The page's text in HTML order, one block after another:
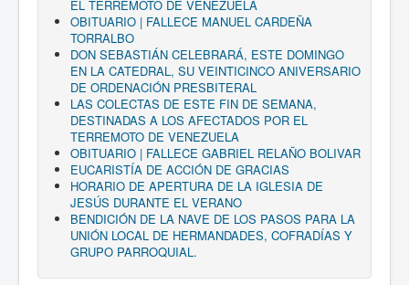
EL TERREMOTO DE VENEZUELA
OBITUARIO | FALLECE MANUEL CARDEÑA
TORRALBO
DON SEBASTIÁN CELEBRARÁ, ESTE DOMINGO
EN LA CATEDRAL, SU VEINTICINCO ANIVERSARIO
DE ORDENACIÓN PRESBITERAL
LAS COLECTAS DE ESTE FIN DE SEMANA,
DESTINADAS A LOS AFECTADOS POR EL
TERREMOTO DE VENEZUELA
OBITUARIO | FALLECE GABRIEL RELAÑO BOLIVAR
EUCARISTÍA DE ACCIÓN DE GRACIAS
HORARIO DE APERTURA DE LA IGLESIA DE
JESÚS DURANTE EL VERANO
BENDICIÓN DE LA NAVE DE LOS PASOS PARA LA
UNIÓN LOCAL DE HERMANDADES, COFRADÍAS Y
GRUPO PARROQUIAL.